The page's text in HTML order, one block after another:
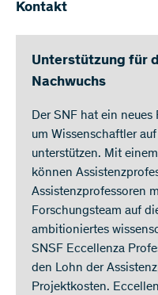
Kontakt
Unterstützung für
Nachwuchs
Der SNF hat ein
um Wissenschaftler
unterstützen. Mit
können
Assistenzprofessoren
Forschungsteam auf
ambitioniertes
SNSF Eccellenza
den Lohn der
Projektkosten.